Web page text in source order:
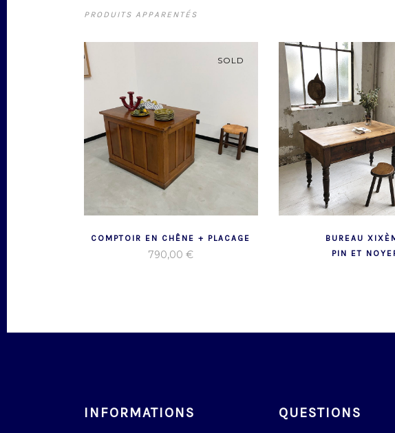
PRODUITS APPARENTÉS
SOLD
COMPTOIR EN CHÊNE + PLACAGE
790,00€
BUREAU
PIN ET
INFORMATIONS QUESTIONS